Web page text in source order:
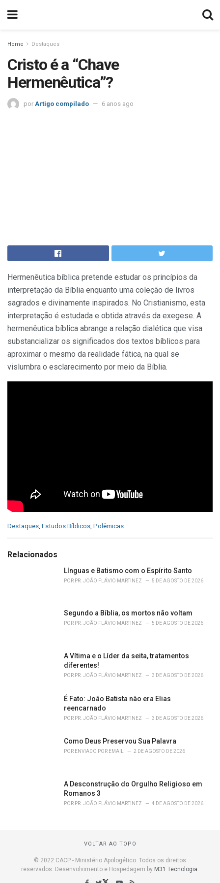
Home Destaques
Cristo é a “Chave
Hermenêutica”?
por Artigo compilado 6 anos ago
Hermenêutica bíblica pretende estudar os princípios da
interpretação da Bíblia enquanto uma coleção de livros
sagrados e divinamente inspirados. No Cristianismo, esta
interpretação é estudada e obtida através da exegese. A
hermenêutica bíblica abrange a relação dialética que visa
substancializar os significados dos textos bíblicos para
aproximar o mesmo da realidade fática, na qual se
vislumbra o esclarecimento por meio da Bíblia.
C
e
Destaques, Estudos Bíblicos, Polêmicas
Relacionados
Línguas e Batismo com o Espírito Santo
POR PR. JOÃO FLÁVIO MARTINEZ 5 DE AGOSTO DE 2026
Segundo a Bíblia, os mortos não voltam
POR PR. JOÃO FLÁVIO MARTINEZ 5 DE AGOSTO DE 2026
A Vítima e o Líder da seita, tratamentos
diferentes!
POR PR. JOÃO FLÁVIO MARTINEZ 3 DE AGOSTO DE 2026
É Fato: João Batista não era Elias
reencarnado
POR PR. JOÃO FLÁVIO MARTINEZ 3 DE AGOSTO DE 2026
Como Deus Preservou Sua Palavra
POR ENVIADO POR EMAIL 2 DE AGOSTO DE 2026
A Desconstrução do Orgulho Religioso em
Romanos 3
POR PR. JOÃO FLÁVIO MARTINEZ 4 DE AGOSTO DE 2026
VOLTAR AO TOPO
© 2022 CACP - Ministério Apologético. Todos os direitos
reservados. Desenvolvimento e Hospedagem by M31 Tecnologia